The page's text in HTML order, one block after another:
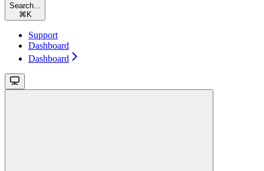
Search...
⌘ K
Support
Dashboard
Dashboard